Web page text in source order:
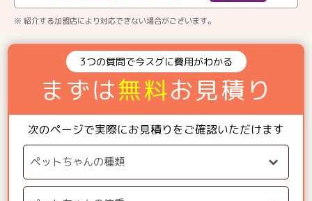
※ 紹介する加盟店により対応できない場合がございます。
3つの質問で今スグに費用がわかる
まずは無料お見積り
次のページで実際にお見積りをご確認いただけます